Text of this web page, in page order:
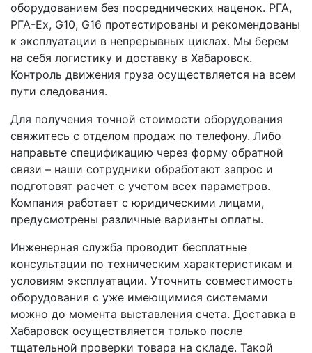
оборудованием без посреднических наценок. РГА,
РГА-Ex, G10, G16 протестированы и рекомендованы
к эксплуатации в непрерывных циклах. Мы берем
на себя логистику и доставку в Хабаровск.
Контроль движения груза осуществляется на всем
пути следования.
Для получения точной стоимости оборудования
свяжитесь с отделом продаж по телефону. Либо
направьте спецификацию через форму обратной
связи – наши сотрудники обработают запрос и
подготовят расчет с учетом всех параметров.
Компания работает с юридическими лицами,
предусмотрены различные варианты оплаты.
Инженерная служба проводит бесплатные
консультации по техническим характеристикам и
условиям эксплуатации. Уточнить совместимость
оборудования с уже имеющимися системами
можно до момента выставления счета. Доставка в
Хабаровск осуществляется только после
тщательной проверки товара на складе. Такой